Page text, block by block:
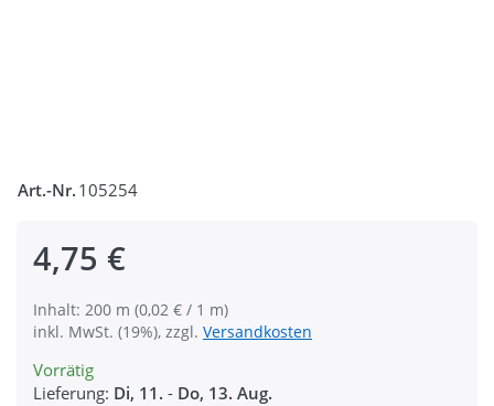
Art.-Nr. 105254
4,75 €
Inhalt: 200 m (0,02 € / 1 m)
inkl. MwSt. (19%), zzgl. Versandkosten
Vorrätig
Lieferung: Di, 11. - Do, 13. Aug.